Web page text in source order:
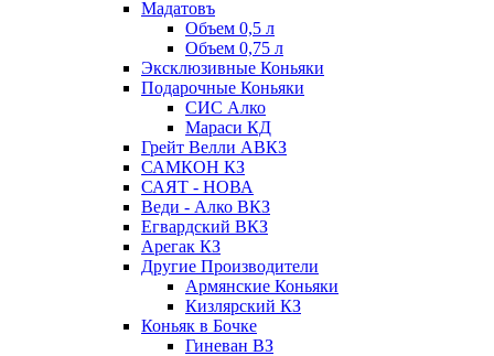
Мадатовъ
Объем 0,5 л
Объем 0,75 л
Эксклюзивные Коньяки
Подарочные Коньяки
СИС Алко
Мараси КД
Грейт Велли АВКЗ
САМКОН КЗ
САЯТ - НОВА
Веди - Алко ВКЗ
Егвардский ВКЗ
Арегак КЗ
Другие Производители
Армянские Коньяки
Кизлярский КЗ
Коньяк в Бочке
Гиневан ВЗ